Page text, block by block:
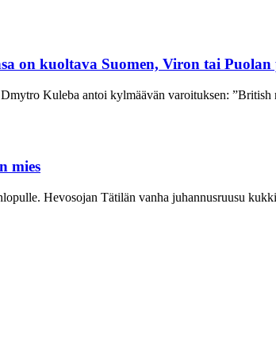
on kuoltava Suomen, Viron tai Puolan
Kuleba antoi kylmäävän varoituksen:
mies
Hevosojan Tätilän vanha juhannusruusu